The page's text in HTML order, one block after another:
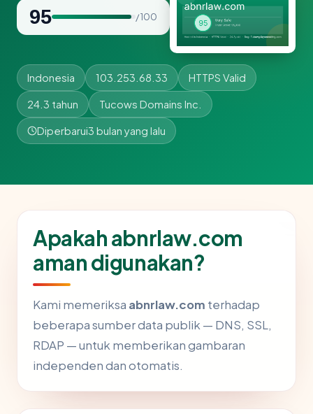
95 / 100
Indonesia 103.253.68.33 HTTPS Valid
24.3 tahun Tucows Domains Inc.
Diperbarui3 bulan yang lalu
Apakah abnrlaw.com
aman digunakan?
Kami memeriksa abnrlaw.com terhadap
beberapa sumber data publik — DNS, SSL,
RDAP — untuk memberikan gambaran
independen dan otomatis.